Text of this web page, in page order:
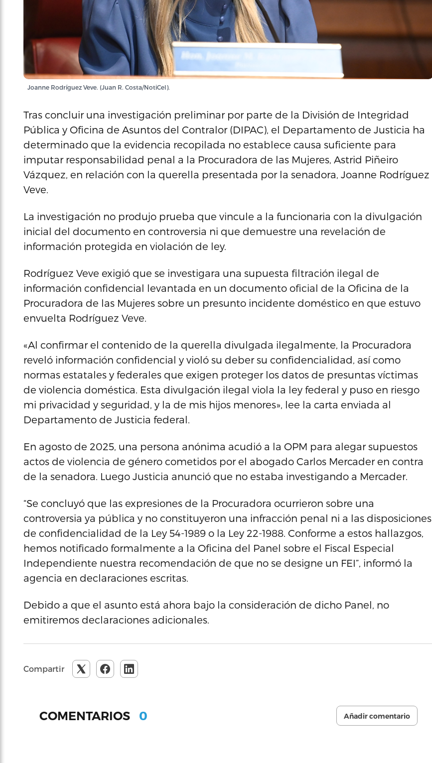
Joanne Rodríguez Veve. (Juan R. Costa/NotiCel).
Tras concluir una investigación preliminar por parte de la División de Integridad
Pública y Oficina de Asuntos del Contralor (DIPAC), el Departamento de Justicia ha
determinado que la evidencia recopilada no establece causa suficiente para
imputar responsabilidad penal a la Procuradora de las Mujeres, Astrid Piñeiro
Vázquez, en relación con la querella presentada por la senadora, Joanne Rodríguez
Veve.
La investigación no produjo prueba que vincule a la funcionaria con la divulgación
inicial del documento en controversia ni que demuestre una revelación de
información protegida en violación de ley.
Rodríguez Veve exigió que se investigara una supuesta filtración ilegal de
información confidencial levantada en un documento oficial de la Oficina de la
Procuradora de las Mujeres sobre un presunto incidente doméstico en que estuvo
envuelta Rodríguez Veve.
«Al confirmar el contenido de la querella divulgada ilegalmente, la Procuradora
reveló información confidencial y violó su deber su confidencialidad, así como
normas estatales y federales que exigen proteger los datos de presuntas víctimas
de violencia doméstica. Esta divulgación ilegal viola la ley federal y puso en riesgo
mi privacidad y seguridad, y la de mis hijos menores», lee la carta enviada al
Departamento de Justicia federal.
En agosto de 2025, una persona anónima acudió a la OPM para alegar supuestos
actos de violencia de género cometidos por el abogado Carlos Mercader en contra
de la senadora. Luego Justicia anunció que no estaba investigando a Mercader.
“Se concluyó que las expresiones de la Procuradora ocurrieron sobre una
controversia ya pública y no constituyeron una infracción penal ni a las disposiciones
de confidencialidad de la Ley 54-1989 o la Ley 22-1988. Conforme a estos hallazgos,
hemos notificado formalmente a la Oficina del Panel sobre el Fiscal Especial
Independiente nuestra recomendación de que no se designe un FEI”, informó la
agencia en declaraciones escritas.
Debido a que el asunto está ahora bajo la consideración de dicho Panel, no
emitiremos declaraciones adicionales.
Compartir
COMENTARIOS 0 Añadir comentario